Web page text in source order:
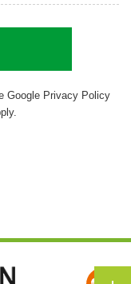
Google Privacy Policy